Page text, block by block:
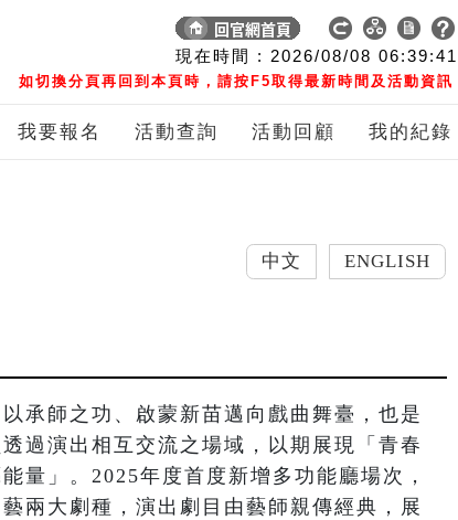
現在時間 : 2026/08/08 06:39:42
如切換分頁再回到本頁時，請按F5取得最新時間及活動資訊
我要報名 活動查詢 活動回顧 我的紀錄
ENGLISH
以承師之功、啟蒙新苗邁向戲曲舞臺，也是
過演出相互交流之場域，以期展現「青春
量」。2025年度首度新增多功能廳場次，
兩大劇種，演出劇目由藝師親傳經典，展